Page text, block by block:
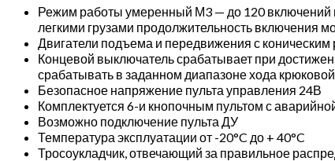
Режим работы умеренный М3 — до 120 включений
легкими грузами продолжительность включения
Двигатели подъема и передвижения с коническим
Концевой выключатель срабатывает при
срабатывать в заданном диапазоне хода
Безопасное напряжение пульта управления 24В
Комплектуется 6-и кнопочным пультом с
Возможно подключение пульта ДУ
Температура эксплуатации от -20°C до + 40°C
Тросоукладчик, отвечающий за правильное